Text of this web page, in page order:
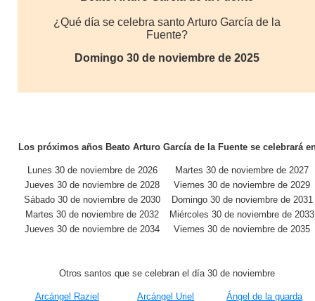
¿Qué día se celebra santo Arturo García de la
Fuente?
Domingo 30 de noviembre de 2025
Los próximos años Beato Arturo García de la Fuente se celebrará
Lunes 30 de noviembre de 2026
Martes 30 de noviembre de 2027
Jueves 30 de noviembre de 2028
Viernes 30 de noviembre de 2029
Sábado 30 de noviembre de 2030
Domingo 30 de noviembre de 2031
Martes 30 de noviembre de 2032
Miércoles 30 de noviembre de 2033
Jueves 30 de noviembre de 2034
Viernes 30 de noviembre de 2035
Otros santos que se celebran el día 30 de noviembre
Arcángel Raziel Arcángel Uriel
Ángel de la guarda